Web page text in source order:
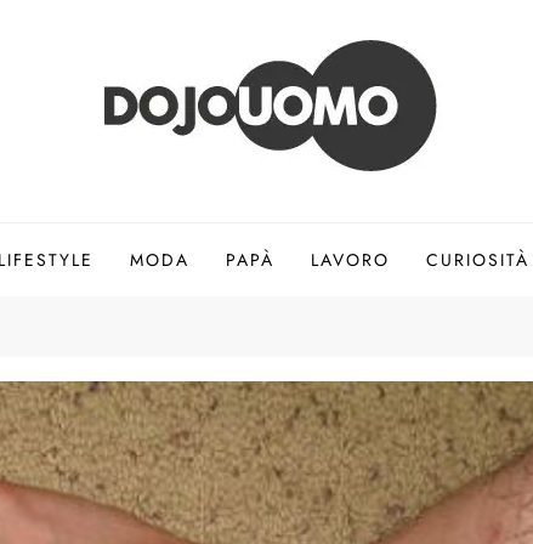
LIFESTYLE MODA PAPÀ LAVORO CURIOSITÀ